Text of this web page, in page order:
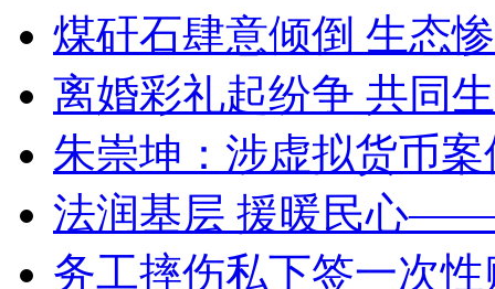
煤矸石肆意倾倒 生态
离婚彩礼起纷争 共同
朱崇坤：涉虚拟货币
法润基层 援暖民心
务工摔伤私下签一次